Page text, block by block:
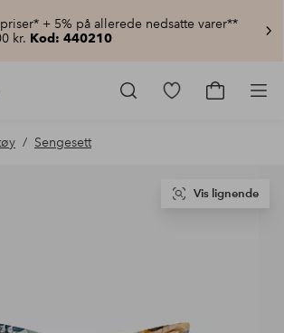
+ 5% på allerede nedsatte varer**
kr. Kod: 440210
Gå
Gå
Sengesett
Vis lignende